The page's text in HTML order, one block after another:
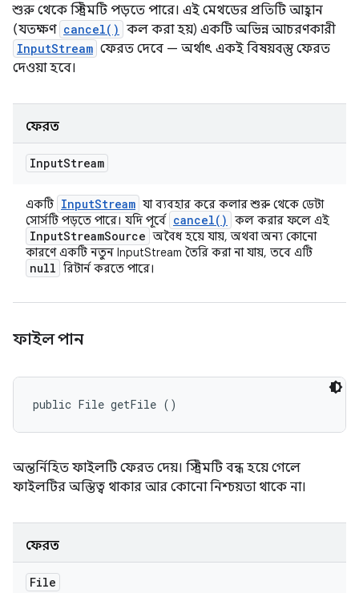
শুরু থেকে স্ট্রিমটি পড়তে পারে। এই মেথডের প্রতিটি আহ্বান
(যতক্ষণ cancel() কল করা হয়) একটি অভিন্ন আচরণকারী
InputStream ফেরত দেবে — অর্থাৎ একই বিষয়বস্তু ফেরত
দেওয়া হবে।
ফেরত
InputStream
একটি InputStream যা ব্যবহার করে কলার শুরু থেকে ডেটা
সোর্সটি পড়তে পারে। যদি পূর্বে cancel( ) কল করার ফলে এই
InputStreamSource অবৈধ হয়ে যায়, অথবা অন্য কোনো
কারণে একটি নতুন InputStream তৈরি করা না যায়, তবে এটি
null রিটার্ন করতে পারে।
ফাইল পান
public File getFile ()
অন্তর্নিহিত ফাইলটি ফেরত দেয়। স্ট্রিমটি বন্ধ হয়ে গেলে
ফাইলটির অস্তিত্ব থাকার আর কোনো নিশ্চয়তা থাকে না।
ফেরত
File